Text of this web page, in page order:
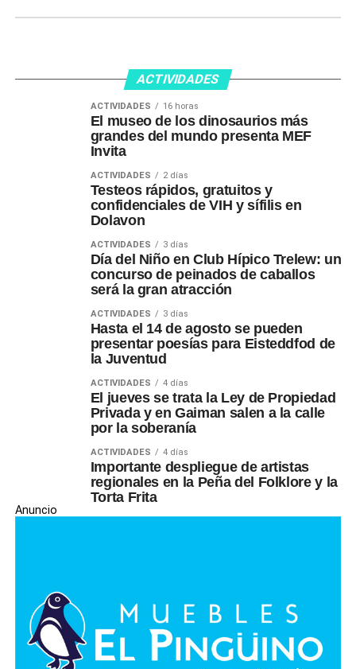
ACTIVIDADES
ACTIVIDADES 16 horas
El museo de los dinosaurios más
grandes del mundo presenta MEF
Invita
ACTIVIDADES 2 días
Testeos rápidos, gratuitos y
confidenciales de VIH y sífilis en
Dolavon
ACTIVIDADES 3 días
Día del Niño en Club Hípico Trelew: un
concurso de peinados de caballos
será la gran atracción
ACTIVIDADES 3 días
Hasta el 14 de agosto se pueden
presentar poesías para Eisteddfod de
la Juventud
ACTIVIDADES 4 días
El jueves se trata la Ley de Propiedad
Privada y en Gaiman salen a la calle
por la soberanía
ACTIVIDADES 4 días
Importante despliegue de artistas
regionales en la Peña del Folklore y la
Torta Frita
Anuncio